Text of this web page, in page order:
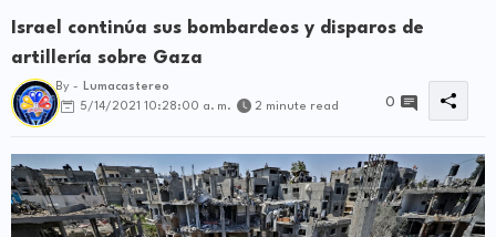
Israel continúa sus bombardeos y disparos de
artillería sobre Gaza
By -
Lumacastereo
5/14/2021 10:28:00 a. m.
2 minute read 0